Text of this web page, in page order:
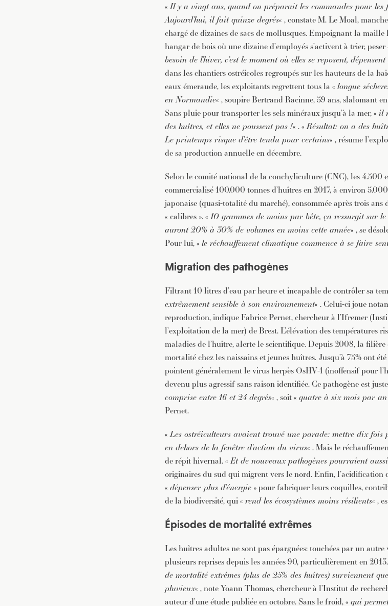
«Il y a vingt ans, quand on préparait les commandes pour les
Aujourd’hui, il fait quinze degrés« , constate M. Le Moal,
chargé de dizaines de sacs de mollusques. Empoignant la
hangar de bois où une dizaine d’employés s’activent à trier,
besoin de l’hiver, c’est le moment où elles se reposent,
dans les chantiers ostréicoles regroupés sur les hauteurs de la
eaux émeraude, les exploitants regrettent tous la « longue
en Normandie« , soupire Bertrand Racinne, 59 ans, slalomant
Sans pluie pour transporter les sels minéraux jusqu’à la mer, « il
des huîtres, et elles ne poussent pas !« . «Résultat: on a des
Le printemps risque d’être tendu pour certains« , résume
de sa production annuelle en décembre.
Selon le comité national de la conchyliculture (CNC), les 4.500
commercialisé 100.000 tonnes d’huîtres en 2017, à environ
japonaise (quasi-totalité du marché), consommée après trois ans
« calibres ». «10 grammes de moins par bête, ça ressurgit sur
auront 20% à 30% de volumes en moins cette année« , se
Pour lui, « le réchauffement climatique commence à se faire
Migration des pathogènes
Filtrant 10 litres d’eau par heure et incapable de contrôler sa
extrêmement sensible à son environnement« . Celui-ci joue
reproduction, indique Fabrice Pernet, chercheur à l’Ifremer
l’exploitation de la mer) de Brest. L’élévation des températures
maladies de l’huître, alerte le scientifique. Depuis 2008, la
mortalité chez les naissains et jeunes huîtres. Jusqu’à 75% ont
pointent généralement le virus herpès OsHV-1 (inoffensif pour
devenu plus agressif sans raison identifiée. Ce pathogène est
comprise entre 16 et 24 degrés« , soit « quatre à six mois par an
Pernet.
«Les ostréiculteurs avaient trouvé une parade: mettre dix fois
en dehors de la fenêtre d’action du virus« . Mais le
de répit hivernal. «Et de nouveaux pathogènes pourraient
originaires du sud qui migrent vers le nord. Enfin, l’acidification
« dépenser plus d’énergie » pour fabriquer leurs coquilles,
de la biodiversité, qui « rend les écosystèmes moins résilients« ,
Épisodes de mortalité extrêmes
Les huîtres adultes ne sont pas épargnées: touchées par un
plusieurs reprises depuis les années 90, particulièrement en
de mortalité extrêmes (plus de 25% des huîtres) surviennent
pluvieux« , note Yoann Thomas, chercheur à l’Institut de
auteur d’une étude publiée en octobre. Sans le froid, « qui